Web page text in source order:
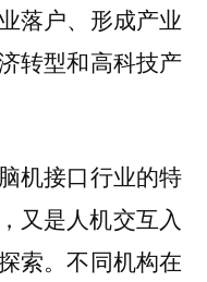
落户、形成产业
转型和高科技产
机接口行业的特
又是人机交互入
索。不同机构在